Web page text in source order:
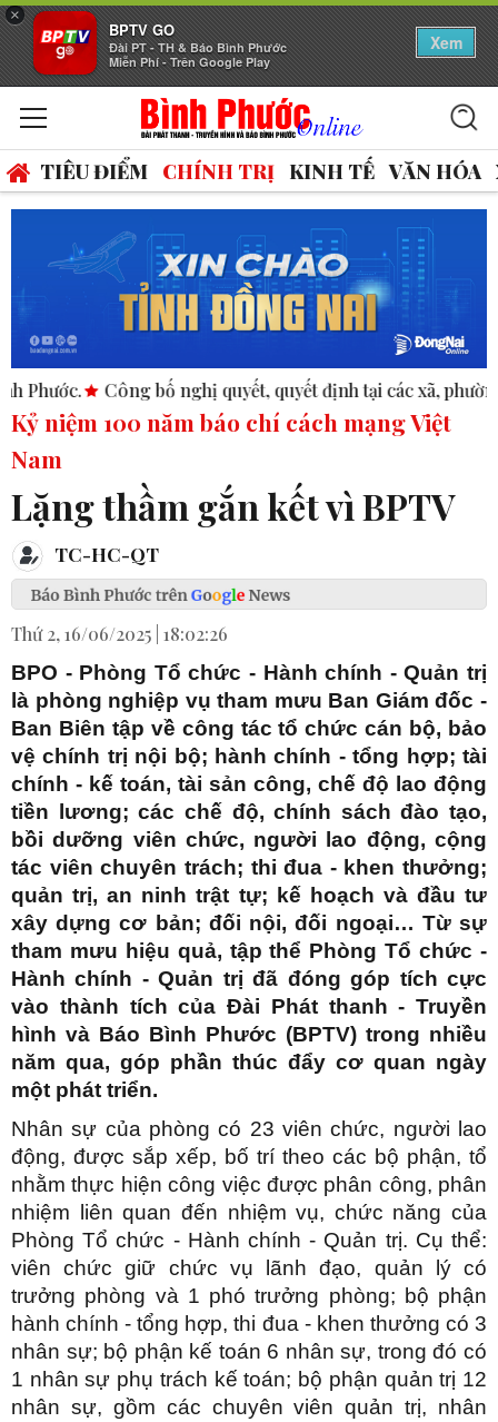
×
BPTV GO
Đài PT - TH & Báo Bình Phước
Miễn Phí - Trên Google Play
Xem
TIÊU ĐIỂM CHÍNH TRỊ KINH TẾ VĂN HÓA
nghị quyết, quyết định tại các xã, phường. ASEAN thúc
Kỷ niệm 100 năm báo chí cách mạng Việt
Nam
Lặng thầm gắn kết vì BPTV
TC-HC-QT
Thứ 2, 16/06/2025 | 18:02:26
BPO - Phòng Tổ chức - Hành chính - Quản trị
là phòng nghiệp vụ tham mưu Ban Giám đốc -
Ban Biên tập về công tác tổ chức cán bộ, bảo
vệ chính trị nội bộ; hành chính - tổng hợp; tài
chính - kế toán, tài sản công, chế độ lao động
tiền lương; các chế độ, chính sách đào tạo,
bồi dưỡng viên chức, người lao động, cộng
tác viên chuyên trách; thi đua - khen thưởng;
quản trị, an ninh trật tự; kế hoạch và đầu tư
xây dựng cơ bản; đối nội, đối ngoại… Từ sự
tham mưu hiệu quả, tập thể Phòng Tổ chức -
Hành chính - Quản trị đã đóng góp tích cực
vào thành tích của Đài Phát thanh - Truyền
hình và Báo Bình Phước (BPTV) trong nhiều
năm qua, góp phần thúc đẩy cơ quan ngày
một phát triển.
Nhân sự của phòng có 23 viên chức, người lao
động, được sắp xếp, bố trí theo các bộ phận, tổ
nhằm thực hiện công việc được phân công, phân
nhiệm liên quan đến nhiệm vụ, chức năng của
Phòng Tổ chức - Hành chính - Quản trị. Cụ thể:
viên chức giữ chức vụ lãnh đạo, quản lý có
trưởng phòng và 1 phó trưởng phòng; bộ phận
hành chính - tổng hợp, thi đua - khen thưởng có 3
nhân sự; bộ phận kế toán 6 nhân sự, trong đó có
1 nhân sự phụ trách kế toán; bộ phận quản trị 12
nhân sự, gồm các chuyên viên quản trị, nhân